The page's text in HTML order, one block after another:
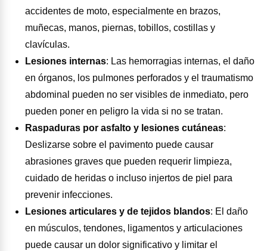
accidentes de moto, especialmente en brazos,
muñecas, manos, piernas, tobillos, costillas y
clavículas.
Lesiones internas: Las hemorragias internas, el daño
en órganos, los pulmones perforados y el traumatismo
abdominal pueden no ser visibles de inmediato, pero
pueden poner en peligro la vida si no se tratan.
Raspaduras por asfalto y lesiones cutáneas:
Deslizarse sobre el pavimento puede causar
abrasiones graves que pueden requerir limpieza,
cuidado de heridas o incluso injertos de piel para
prevenir infecciones.
Lesiones articulares y de tejidos blandos: El daño
en músculos, tendones, ligamentos y articulaciones
puede causar un dolor significativo y limitar el